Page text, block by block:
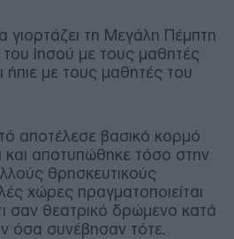
γιορτάζει τη Μεγάλη Πέμπτη
Ιησού με τους μαθητές
με τους μαθητές του
αποτέλεσε βασικό κορμό
και αποτυπώθηκε τόσο στην
θρησκευτικούς
χώρες πραγματοποιείται
σαν θεατρικό δρώμενο κατά
όσα συνέβησαν τότε.